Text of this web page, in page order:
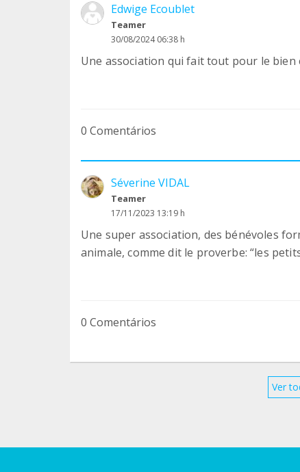
Edwige Ecoublet
Teamer
30/08/2024 06:38 h
Une association qui fait tout pour le bien
0 Comentários
Séverine VIDAL
Teamer
17/11/2023 13:19 h
Une super association, des bénévoles
animale, comme dit le proverbe: “les
0 Comentários
Ver